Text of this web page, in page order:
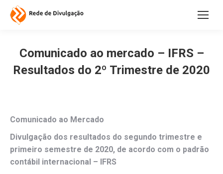
Comunicado ao mercado – IFRS –
Resultados do 2º Trimestre de 2020
Comunicado ao Mercado
Divulgação dos resultados do segundo trimestre e
primeiro semestre de 2020, de acordo com o padrão
contábil internacional – IFRS